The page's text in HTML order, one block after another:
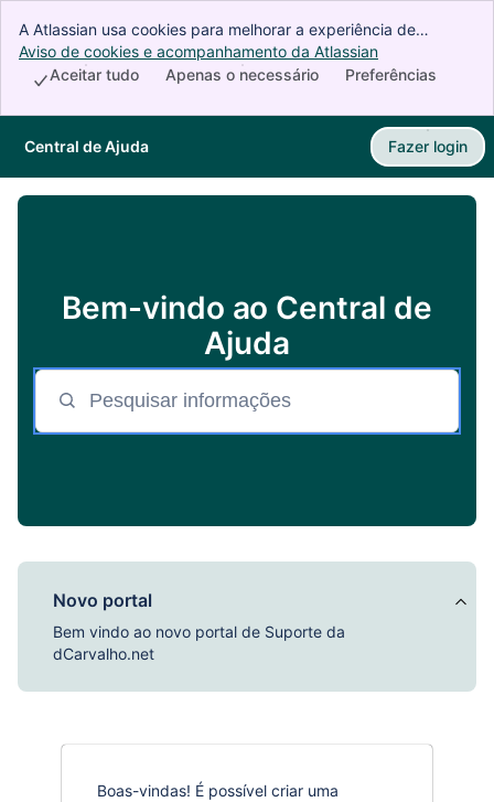
A Atlassian usa cookies para melhorar a experiência de
navegação, analisar dados, fazer pesquisas e veicular
publicidade. Aceite todos os cookies para indicar que você
Aviso de cookies e acompanhamento da Atlassian
Preferências
Apenas o necessário
Aceitar tudo
Ir para o conteúdo principal
Central de Ajuda Fazer login
Bem-vindo ao Central de
Ajuda
Novo portal
Bem vindo ao novo portal de Suporte da
dCarvalho.net
Boas-vindas! É possível criar uma